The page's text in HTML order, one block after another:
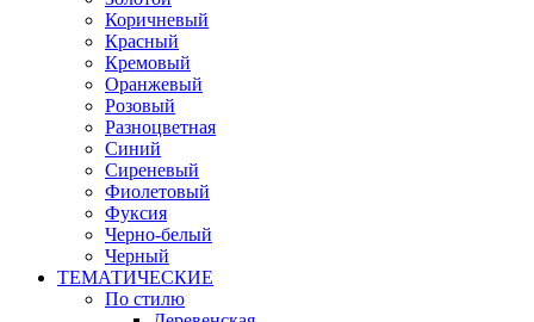
Коричневый
Красный
Кремовый
Оранжевый
Розовый
Разноцветная
Синий
Сиреневый
Фиолетовый
Фуксия
Черно-белый
Черный
ТЕМАТИЧЕСКИЕ
По стилю